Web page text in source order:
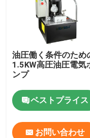
わたしたち に つい
工場 ツアー
品質管理
ニュース
引金 を 求め て くだ
油圧働く条件のため
1.5KW高圧油圧電気
ンプ
ベストプライス
お問い合わせ